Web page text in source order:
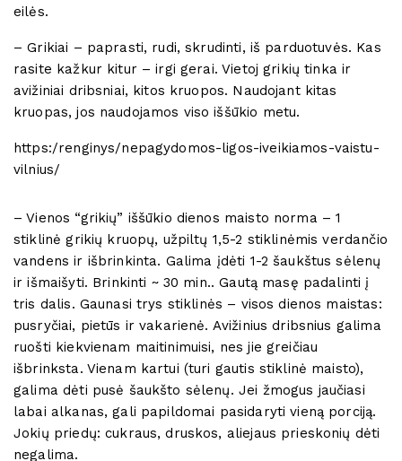
eilės.
– Grikiai – paprasti, rudi, skrudinti, iš parduotuvės. Kas
rasite kažkur kitur – irgi gerai. Vietoj grikių tinka ir
avižiniai dribsniai, kitos kruopos. Naudojant kitas
kruopas, jos naudojamos viso iššūkio metu.
https:/renginys/nepagydomos-ligos-iveikiamos-vaistu-
vilnius/
– Vienos “grikių” iššūkio dienos maisto norma – 1
stiklinė grikių kruopų, užpiltų 1,5-2 stiklinėmis verdančio
vandens ir išbrinkinta. Galima įdėti 1-2 šaukštus sėlenų
ir išmaišyti. Brinkinti ~ 30 min.. Gautą masę padalinti į
tris dalis. Gaunasi trys stiklinės – visos dienos maistas:
pusryčiai, pietūs ir vakarienė. Avižinius dribsnius galima
ruošti kiekvienam maitinimuisi, nes jie greičiau
išbrinksta. Vienam kartui (turi gautis stiklinė maisto),
galima dėti pusė šaukšto sėlenų. Jei žmogus jaučiasi
labai alkanas, gali papildomai pasidaryti vieną porciją.
Jokių priedų: cukraus, druskos, aliejaus prieskonių dėti
negalima.